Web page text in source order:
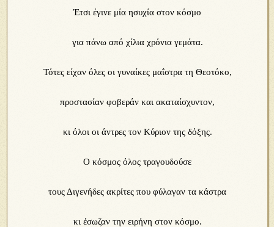
Έτσι έγινε μία ησυχία στον κόσμο
για πάνω από χίλια χρόνια γεμάτα.
Τότες είχαν όλες οι γυναίκες μαΐστρα τη Θεοτόκο,
προστασίαν φοβεράν και ακαταίσχυντον,
κι όλοι οι άντρες τον Κύριον της δόξης.
Ο κόσμος όλος τραγουδούσε
τους Διγενήδες ακρίτες που φύλαγαν τα κάστρα
κι έσωζαν την ειρήνη στον κόσμο.